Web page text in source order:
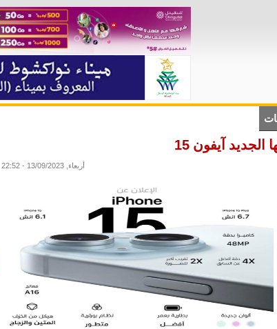
آيفون 15
أربعاء, 13/09/2023 - 22:52